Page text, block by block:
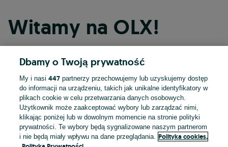
Witamy na OLX!
Kontynuuj przez Facebooka
Kontynuuj przez konto Apple
Kontynuuj przez konto Google
Dbamy o Twoją prywatność
My i nasi447 partnerzy przechowujemy lub uzyskujemy dostęp
do informacji na urządzeniu, takich jak unikalne identyfikatory w
plikach cookie w celu przetwarzania danych osobowych.
Użytkownik może zaakceptować wybory lub zarządzać nimi,
klikając poniżej lub w dowolnym momencie na stronie polityki
prywatności. Te wybory będą sygnalizowane naszym partnerom
i nie będą miały wpływu na dane przeglądania.
Polityka cookies,